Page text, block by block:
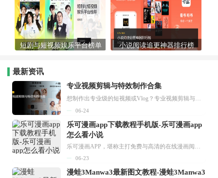
短剧与短视频娱乐平台榜单 小说阅读追更神器排行榜
最新资讯
专业视频剪辑与特效制作合集
06-24
乐可漫画app下载教程手机版-乐可漫画app
怎么看小说
乐可漫画APP，堪称主打免费与高清的在线漫画阅读神器。其官方版提供海量完整版漫画资源，无论是国内漫画，还是日漫、韩漫、台漫、美漫等国外漫画，应有尽有，随时供你阅读。只需轻点一下，便能直接进入阅读界面。不仅如此，乐可漫画最新版本更新速度极快，在这里，你总能抢先看到全网一手漫画章节内容！...
06-23
漫蛙3Manwa3最新图文教程-漫蛙3Manwa3